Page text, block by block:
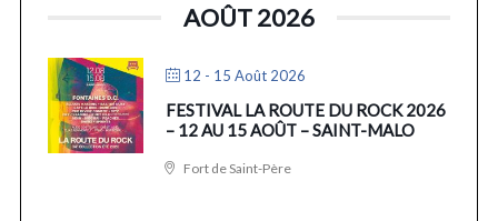
AOÛT 2026
12 - 15 Août 2026
FESTIVAL LA ROUTE DU ROCK 2026
– 12 AU 15 AOÛT – SAINT-MALO
Fort de Saint-Père